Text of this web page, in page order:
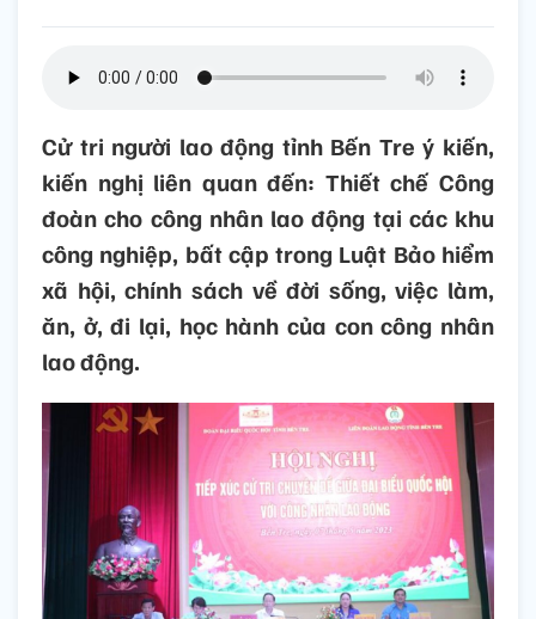
Cử tri người lao động tỉnh Bến Tre ý kiến,
kiến nghị liên quan đến: Thiết chế Công
đoàn cho công nhân lao động tại các khu
công nghiệp, bất cập trong Luật Bảo hiểm
xã hội, chính sách về đời sống, việc làm,
ăn, ở, đi lại, học hành của con công nhân
lao động.